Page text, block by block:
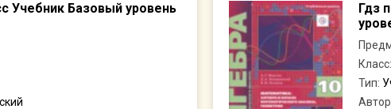
Учебник Базовый уровень
Гдз
Класс:
Тип: